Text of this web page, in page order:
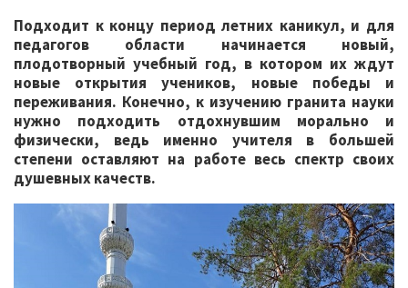
Подходит к концу период летних каникул, и для
педагогов области начинается новый,
плодотворный учебный год, в котором их ждут
новые открытия учеников, новые победы и
переживания. Конечно, к изучению гранита науки
нужно подходить отдохнувшим морально и
физически, ведь именно учителя в большей
степени оставляют на работе весь спектр своих
душевных качеств.